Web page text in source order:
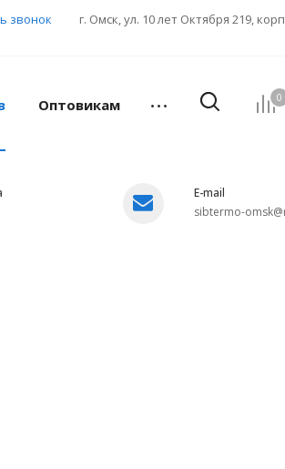
г. Омск, ул. 10 лет Октября 219,
звонок
0
Оптовикам
E-mail
sibtermo-